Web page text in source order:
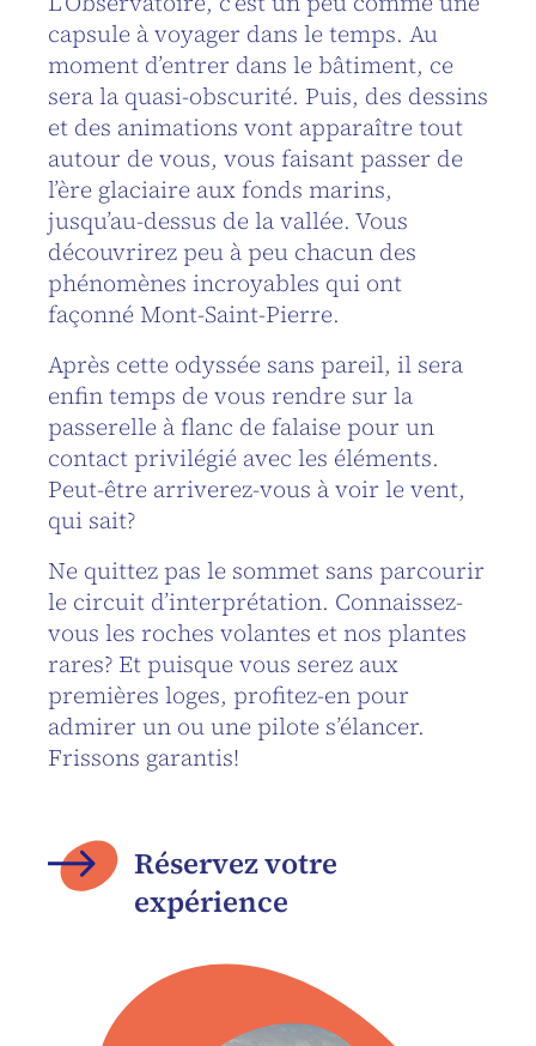
capsule à voyager dans le temps. Au
moment d’entrer dans le bâtiment, ce
sera la quasi-obscurité. Puis, des dessins
et des animations vont apparaître tout
autour de vous, vous faisant passer de
l’ère glaciaire aux fonds marins,
jusqu’au-dessus de la vallée. Vous
découvrirez peu à peu chacun des
phénomènes incroyables qui ont
façonné Mont-Saint-Pierre.
Après cette odyssée sans pareil, il sera
enfin temps de vous rendre sur la
passerelle à flanc de falaise pour un
contact privilégié avec les éléments.
Peut-être arriverez-vous à voir le vent,
qui sait?
Ne quittez pas le sommet sans parcourir
le circuit d’interprétation. Connaissez-
vous les roches volantes et nos plantes
rares? Et puisque vous serez aux
premières loges, profitez-en pour
admirer un ou une pilote s’élancer.
Frissons garantis!
Réservez votre
expérience